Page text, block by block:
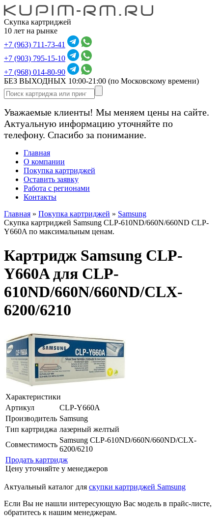
Скупка картриджей
10 лет на рынке
+7 (963) 711-73-41
+7 (903) 795-15-10
+7 (968) 014-80-90
БЕЗ ВЫХОДНЫХ 10:00-21:00 (по Московскому времени)
Уважаемые клиенты! Мы меняем цены на сайте.
Актуальную информацию уточняйте по
телефону. Спасибо за понимание.
Главная
О компании
Покупка картриджей
Оставить заявку
Работа с регионами
Контакты
Главная » Покупка картриджей » Samsung
Скупка картриджей Samsung CLP-610ND/660N/660ND CLP-
Y660A по максимальным ценам.
Картридж Samsung CLP-
Y660A для CLP-
610ND/660N/660ND/CLX-
6200/6210
Характеристики
Артикул
CLP-Y660A
Производитель Samsung
Тип картриджа лазерный желтый
Совместимость
Samsung CLP-610ND/660N/660ND/CLX-
6200/6210
Продать картридж
Цену уточняйте у менеджеров
Актуальный каталог для скупки картриджей Samsung
Если Вы не нашли интересующую Вас модель в прайс-листе,
обратитесь к нашим менеджерам.